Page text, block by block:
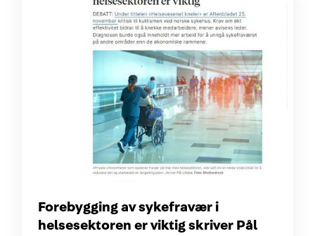
Forebygging av sykefravær i
helsesektoren er viktig skriver Pål